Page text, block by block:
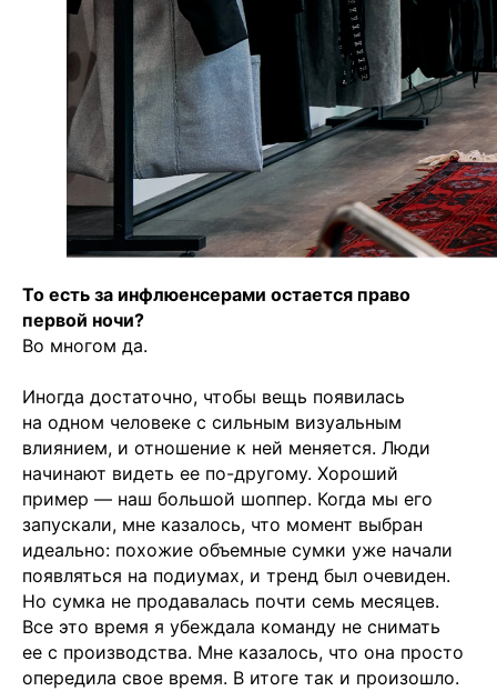
То есть за инфлюенсерами остается право
первой ночи?
Во многом да.
Иногда достаточно, чтобы вещь появилась
на одном человеке с сильным визуальным
влиянием, и отношение к ней меняется. Люди
начинают видеть ее по-другому. Хороший
пример — наш большой шоппер. Когда мы его
запускали, мне казалось, что момент выбран
идеально: похожие объемные сумки уже начали
появляться на подиумах, и тренд был очевиден.
Но сумка не продавалась почти семь месяцев.
Все это время я убеждала команду не снимать
ее с производства. Мне казалось, что она просто
опередила свое время. В итоге так и произошло.